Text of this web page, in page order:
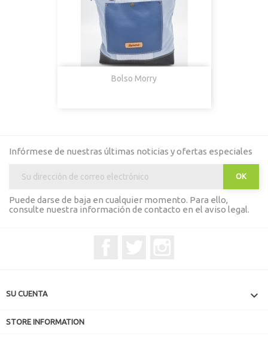
Bolso Morry
Infórmese de nuestras últimas noticias y ofertas especiales
Puede darse de baja en cualquier momento. Para ello,
consulte nuestra información de contacto en el aviso legal.
SU CUENTA 
STORE INFORMATION